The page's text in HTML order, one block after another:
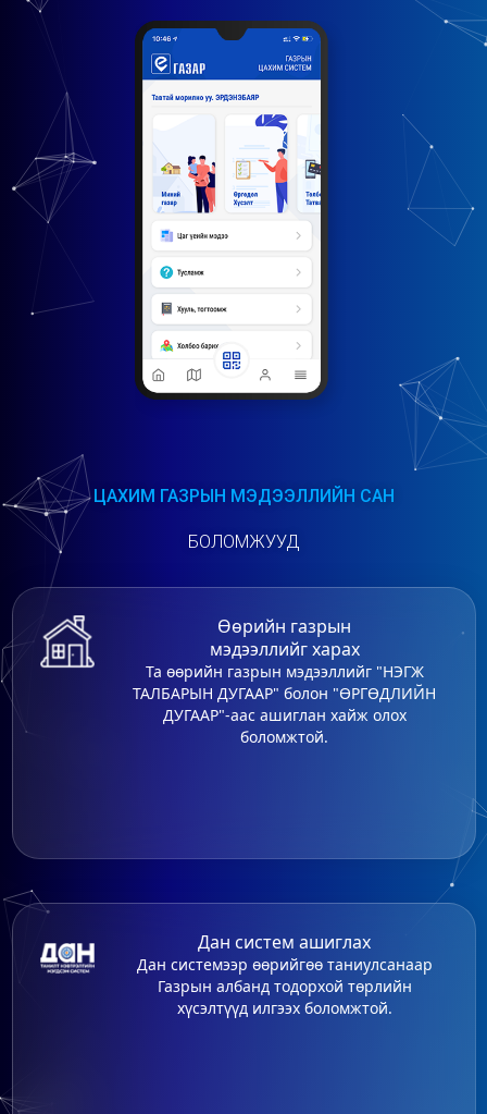
ЦАХИМ ГАЗРЫН МЭДЭЭЛЛИЙН САН
БОЛОМЖУУД
Өөрийн газрын
мэдээллийг харах
Та өөрийн газрын мэдээллийг "НЭГЖ
ТАЛБАРЫН ДУГААР" болон "ӨРГӨДЛИЙН
ДУГААР"-аас ашиглан хайж олох
боломжтой.
Дан систем ашиглах
Дан системээр өөрийгөө таниулсанаар
Газрын албанд тодорхой төрлийн
хүсэлтүүд илгээх боломжтой.